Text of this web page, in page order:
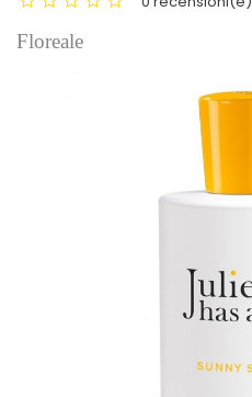
Floreale